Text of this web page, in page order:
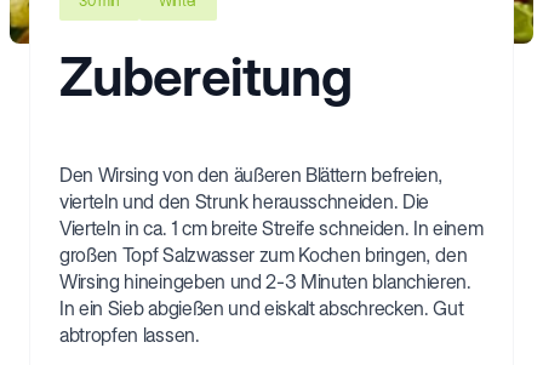
Zubereitung
Den Wirsing von den äußeren Blättern befreien,
vierteln und den Strunk herausschneiden. Die
Vierteln in ca. 1 cm breite Streife schneiden. In einem
großen Topf Salzwasser zum Kochen bringen, den
Wirsing hineingeben und 2-3 Minuten blanchieren.
In ein Sieb abgießen und eiskalt abschrecken. Gut
abtropfen lassen.